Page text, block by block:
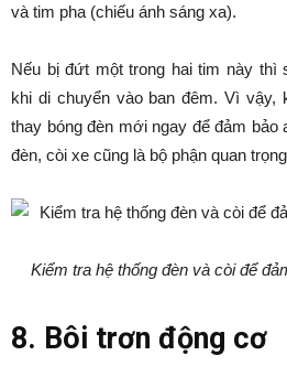
và tim pha (chiếu ánh sáng xa).
Nếu bị đứt một trong hai tim này thì
khi di chuyển vào ban đêm. Vì vậy,
thay bóng đèn mới ngay để đảm bảo
đèn, còi xe cũng là bộ phận quan
Kiểm tra hệ thống đèn và còi để
8. Bôi trơn động cơ